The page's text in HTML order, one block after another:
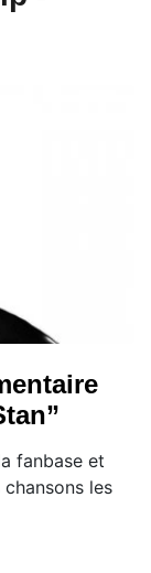
fanbase et
les